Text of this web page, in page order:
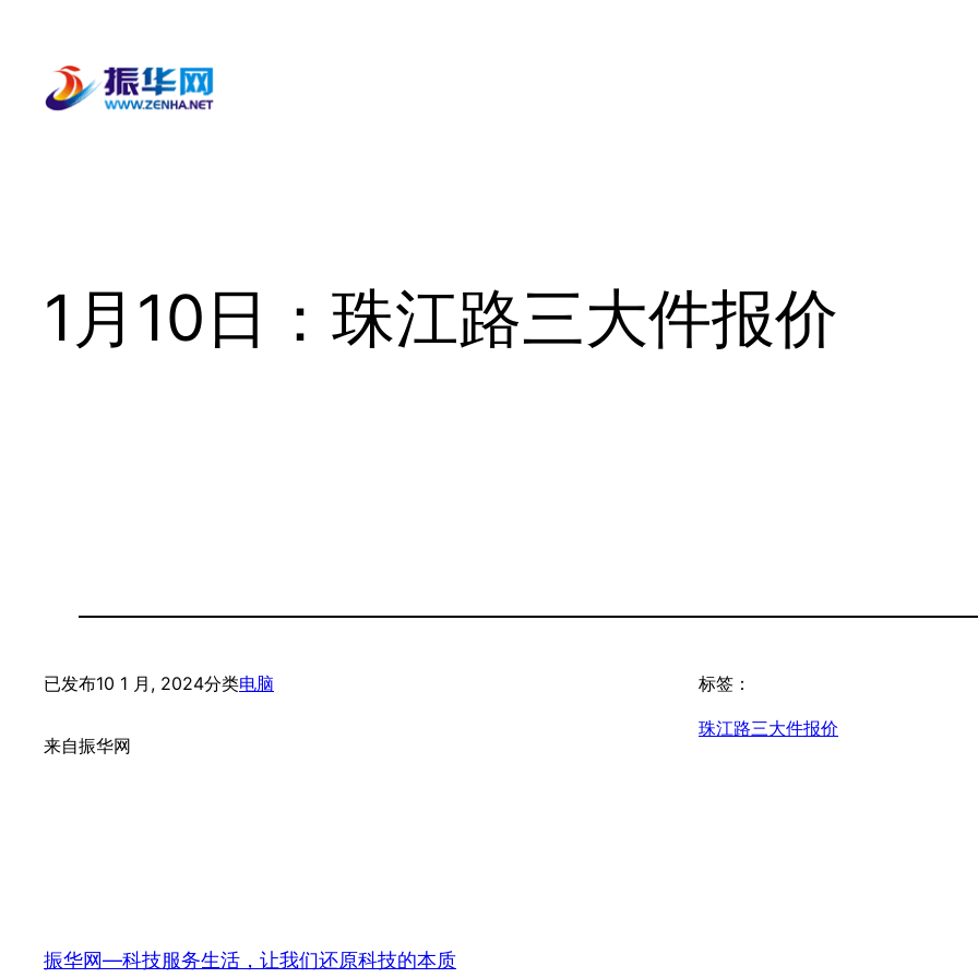
1月10日：珠江路三大件报价
已发布10 1 月, 2024分类电脑
来自振华网
标签：
珠江路三大件报价
振华网—科技服务生活，让我们还原科技的本质